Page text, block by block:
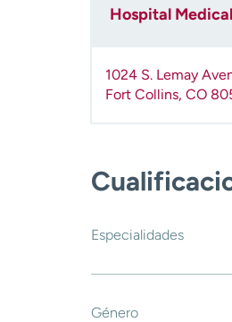
Hospital
1024 S. Lemay
Fort Collins, CO
Especialidades
Género